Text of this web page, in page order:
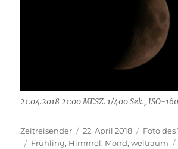
21.04.2018 21:00 MESZ. 1/400 Sek., ISO-
Autor
Zeitreisender
Veröffentlicht
am
22. April 2018 Foto des
Schlagwörter
Frühling, Himmel, Mond,weltraum